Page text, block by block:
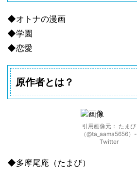
◆オトナの漫画
◆学園
◆恋愛
原作者とは？
引用画像元： たまび
（@ta_aama5656）-
Twitter
◆多摩尾庵（たまび）